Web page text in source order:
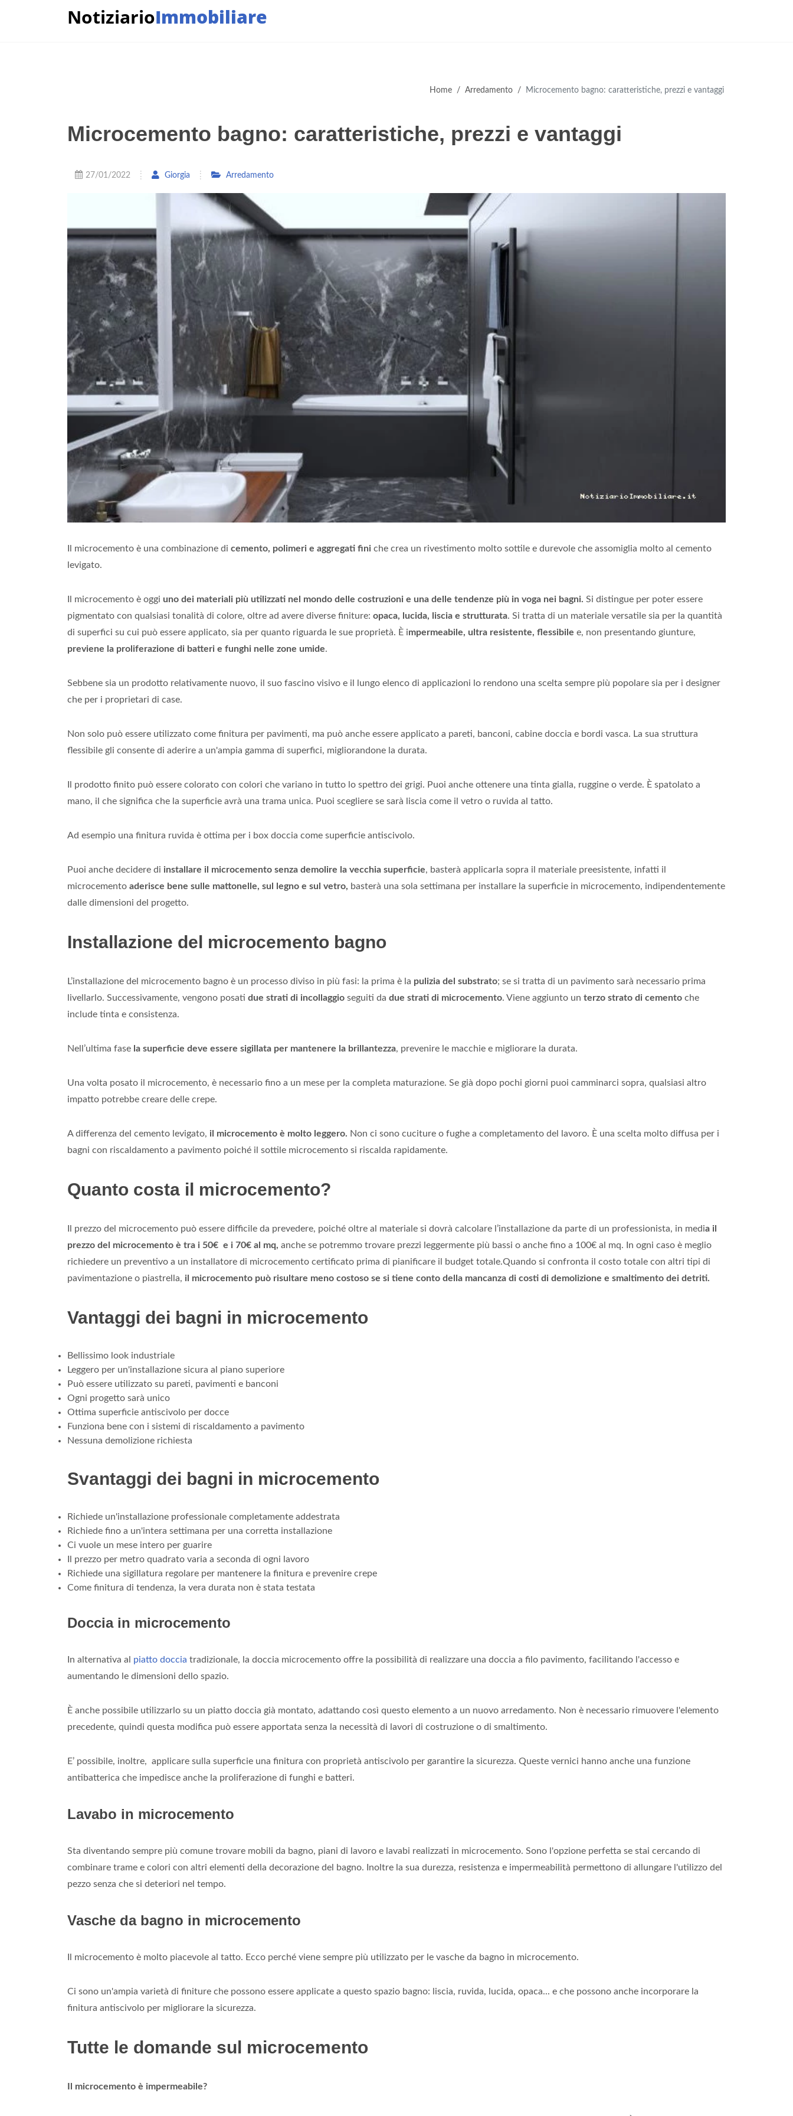
NotiziarioImmobiliare
Home / Arredamento / Microcemento bagno: caratteristiche, prezzi e vantaggi
Microcemento bagno: caratteristiche, prezzi e vantaggi
27/01/2022 Giorgia Arredamento
Il microcemento è una combinazione di cemento, polimeri e aggregati fini che crea un rivestimento molto sottile e durevole che assomiglia molto al cemento
levigato.
Il microcemento è oggi uno dei materiali più utilizzati nel mondo delle costruzioni e una delle tendenze più in voga nei bagni. Si distingue per poter essere
pigmentato con qualsiasi tonalità di colore, oltre ad avere diverse finiture: opaca, lucida, liscia e strutturata. Si tratta di un materiale versatile sia per la quantità
di superfici su cui può essere applicato, sia per quanto riguarda le sue proprietà. È impermeabile, ultra resistente, flessibile e, non presentando giunture,
previene la proliferazione di batteri e funghi nelle zone umide.
Sebbene sia un prodotto relativamente nuovo, il suo fascino visivo e il lungo elenco di applicazioni lo rendono una scelta sempre più popolare sia per i designer
che per i proprietari di case.
Non solo può essere utilizzato come finitura per pavimenti, ma può anche essere applicato a pareti, banconi, cabine doccia e bordi vasca. La sua struttura
flessibile gli consente di aderire a un'ampia gamma di superfici, migliorandone la durata.
Il prodotto finito può essere colorato con colori che variano in tutto lo spettro dei grigi. Puoi anche ottenere una tinta gialla, ruggine o verde. È spatolato a
mano, il che significa che la superficie avrà una trama unica. Puoi scegliere se sarà liscia come il vetro o ruvida al tatto.
Ad esempio una finitura ruvida è ottima per i box doccia come superficie antiscivolo.
Puoi anche decidere di installare il microcemento senza demolire la vecchia superficie, basterà applicarla sopra il materiale preesistente, infatti il
microcemento aderisce bene sulle mattonelle, sul legno e sul vetro, basterà una sola settimana per installare la superficie in microcemento, indipendentemente
dalle dimensioni del progetto.
Installazione del microcemento bagno
L’installazione del microcemento bagno è un processo diviso in più fasi: la prima è la pulizia del substrato; se si tratta di un pavimento sarà necessario prima
livellarlo. Successivamente, vengono posati due strati di incollaggio seguiti da due strati di microcemento. Viene aggiunto un terzo strato di cemento che
include tinta e consistenza.
Nell’ultima fase la superficie deve essere sigillata per mantenere la brillantezza, prevenire le macchie e migliorare la durata.
Una volta posato il microcemento, è necessario fino a un mese per la completa maturazione. Se già dopo pochi giorni puoi camminarci sopra, qualsiasi altro
impatto potrebbe creare delle crepe.
A differenza del cemento levigato, il microcemento è molto leggero. Non ci sono cuciture o fughe a completamento del lavoro. È una scelta molto diffusa per i
bagni con riscaldamento a pavimento poiché il sottile microcemento si riscalda rapidamente.
Quanto costa il microcemento?
Il prezzo del microcemento può essere difficile da prevedere, poiché oltre al materiale si dovrà calcolare l’installazione da parte di un professionista, in media il
prezzo del microcemento è tra i 50€ e i 70€ al mq, anche se potremmo trovare prezzi leggermente più bassi o anche fino a 100€ al mq. In ogni caso è meglio
richiedere un preventivo a un installatore di microcemento certificato prima di pianificare il budget totale.Quando si confronta il costo totale con altri tipi di
pavimentazione o piastrella, il microcemento può risultare meno costoso se si tiene conto della mancanza di costi di demolizione e smaltimento dei detriti.
Vantaggi dei bagni in microcemento
Bellissimo look industriale
Leggero per un'installazione sicura al piano superiore
Può essere utilizzato su pareti, pavimenti e banconi
Ogni progetto sarà unico
Ottima superficie antiscivolo per docce
Funziona bene con i sistemi di riscaldamento a pavimento
Nessuna demolizione richiesta
Svantaggi dei bagni in microcemento
Richiede un'installazione professionale completamente addestrata
Richiede fino a un'intera settimana per una corretta installazione
Ci vuole un mese intero per guarire
Il prezzo per metro quadrato varia a seconda di ogni lavoro
Richiede una sigillatura regolare per mantenere la finitura e prevenire crepe
Come finitura di tendenza, la vera durata non è stata testata
Doccia in microcemento
In alternativa al piatto doccia tradizionale, la doccia microcemento offre la possibilità di realizzare una doccia a filo pavimento, facilitando l'accesso e
aumentando le dimensioni dello spazio.
È anche possibile utilizzarlo su un piatto doccia già montato, adattando così questo elemento a un nuovo arredamento. Non è necessario rimuovere l'elemento
precedente, quindi questa modifica può essere apportata senza la necessità di lavori di costruzione o di smaltimento.
E’ possibile, inoltre, applicare sulla superficie una finitura con proprietà antiscivolo per garantire la sicurezza. Queste vernici hanno anche una funzione
antibatterica che impedisce anche la proliferazione di funghi e batteri.
Lavabo in microcemento
Sta diventando sempre più comune trovare mobili da bagno, piani di lavoro e lavabi realizzati in microcemento. Sono l'opzione perfetta se stai cercando di
combinare trame e colori con altri elementi della decorazione del bagno. Inoltre la sua durezza, resistenza e impermeabilità permettono di allungare l'utilizzo del
pezzo senza che si deteriori nel tempo.
Vasche da bagno in microcemento
Il microcemento è molto piacevole al tatto. Ecco perché viene sempre più utilizzato per le vasche da bagno in microcemento.
Ci sono un'ampia varietà di finiture che possono essere applicate a questo spazio bagno: liscia, ruvida, lucida, opaca... e che possono anche incorporare la
finitura antiscivolo per migliorare la sicurezza.
Tutte le domande sul microcemento
Il microcemento è impermeabile?